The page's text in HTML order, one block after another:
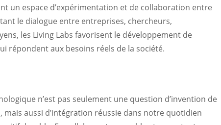
un espace d’expérimentation et de collaboration entre
le dialogue entre entreprises, chercheurs,
les Living Labs favorisent le développement de
répondent aux besoins réels de la société.
n’est pas seulement une question d’invention de
mais aussi d’intégration réussie dans notre quotidien